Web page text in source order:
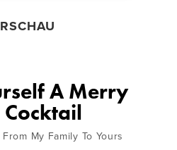
A Merry
Cocktail
My Family To Yours